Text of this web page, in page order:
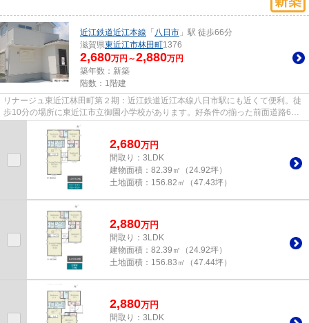
近江鉄道近江本線 「 八日市 」駅 徒歩66分
滋賀県東近江市林田町1376
2,680万円～2,880万円
築年数：新築
階数：1階建
リナージュ東近江林田町第２期：近江鉄道近江本線八日市駅にも近くて便利。徒
歩10分の場所に東近江市立御園小学校があります。好条件の揃った前面道路6m
以上の物件をお薦めいたします...
2,680万円
間取り：3LDK
建物面積： 82.39㎡（24.92坪）
土地面積： 156.82㎡（47.43坪）
2,880万円
間取り：3LDK
建物面積： 82.39㎡（24.92坪）
土地面積： 156.83㎡（47.44坪）
2,880万円
間取り：3LDK